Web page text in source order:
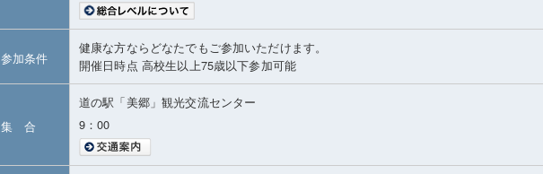
参加条件
健康な方ならどなたでもご参加いただけます。
開催日時点 高校生以上75歳以下参加可能
集 合
道の駅「美郷」観光交流センター
9：00